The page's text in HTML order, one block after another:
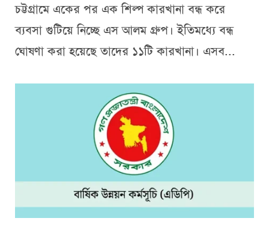
চট্টগ্রামে একের পর এক শিল্প কারখানা বন্ধ করে
ব্যবসা গুটিয়ে নিচ্ছে এস আলম গ্রুপ। ইতিমধ্যে বন্ধ
ঘোষণা করা হয়েছে তাদের ১১টি কারখানা। এসব...